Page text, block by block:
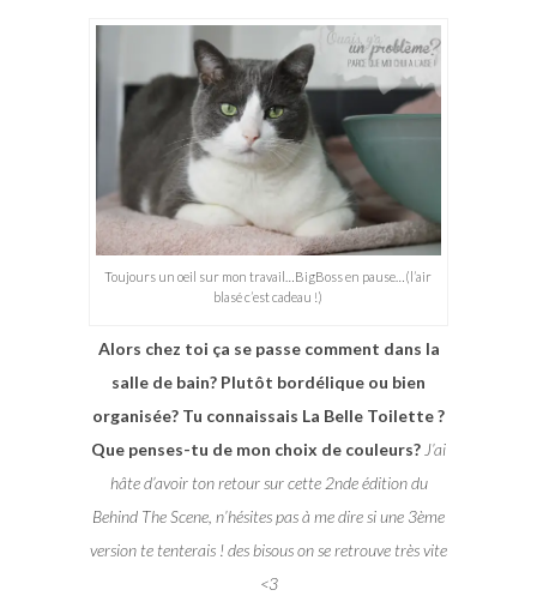
Toujours un oeil sur mon travail…BigBoss en pause…(l’air
blasé c’est cadeau !)
Alors chez toi ça se passe comment dans la
salle de bain? Plutôt bordélique ou bien
organisée? Tu connaissais La Belle Toilette ?
Que penses-tu de mon choix de couleurs? J’ai
hâte d’avoir ton retour sur cette 2nde édition du
Behind The Scene, n’hésites pas à me dire si une 3ème
version te tenterais ! des bisous on se retrouve très vite
<3